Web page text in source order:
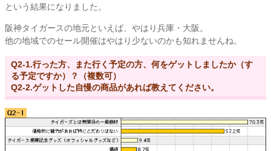
という結果になりました。
阪神タイガースの地元といえば、やはり兵庫・大阪。
他の地域でのセール開催はやはり少ないのかも知れませんね。
Q2-1.行った方、また行く予定の方、何をゲットしましたか（す
る予定ですか）？（複数可）
Q2-2.ゲットした自慢の商品があれば教えてください。